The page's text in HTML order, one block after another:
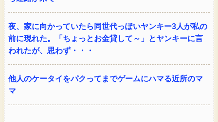
夜、家に向かっていたら同世代っぽいヤンキー3人が私の
前に現れた。「ちょっとお金貸して～」とヤンキーに言
われたが、思わず・・・
他人のケータイをパクってまでゲームにハマる近所のマ
マ